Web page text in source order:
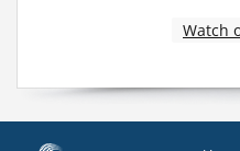
Watch